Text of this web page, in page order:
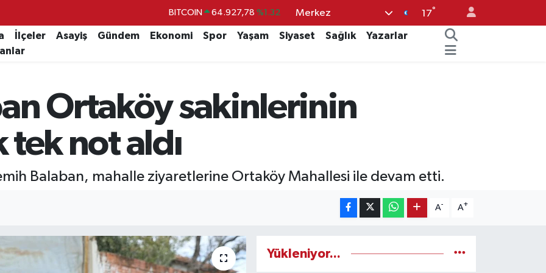
BITCOIN 64.927,78 %1.32
DOLAR 47,5894 %0.08
GRAM ALTIN 6508.83 %4.44
Merkez 17°
İlçeler Asayiş Gündem Ekonomi Spor Yaşam Siyaset Sağlık
Yazarlar
Ortaköy sakinlerinin
not aldı
Balaban, mahalle ziyaretlerine Ortaköy Mahallesi ile devam etti.
A- A+
Yükleniyor...